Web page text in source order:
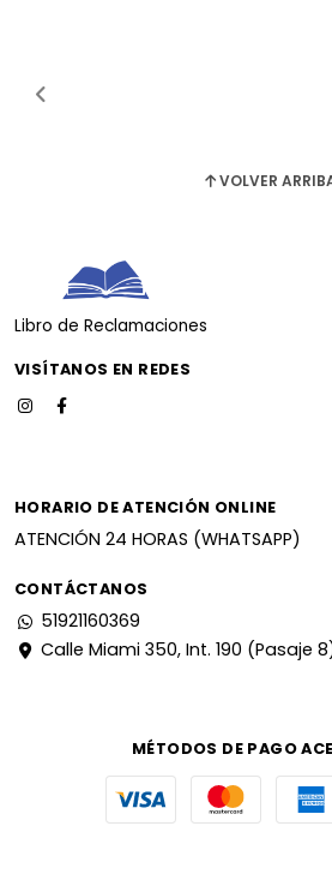
VOLVER
Libro de Reclamaciones
VISÍTANOS EN REDES
HORARIO DE ATENCIÓN ONLINE
ATENCIÓN 24 HORAS (WHATSAPP)
CONTÁCTANOS
51921160369
Calle Miami 350, Int. 190 (Pasaje
MÉTODOS DE PAGO